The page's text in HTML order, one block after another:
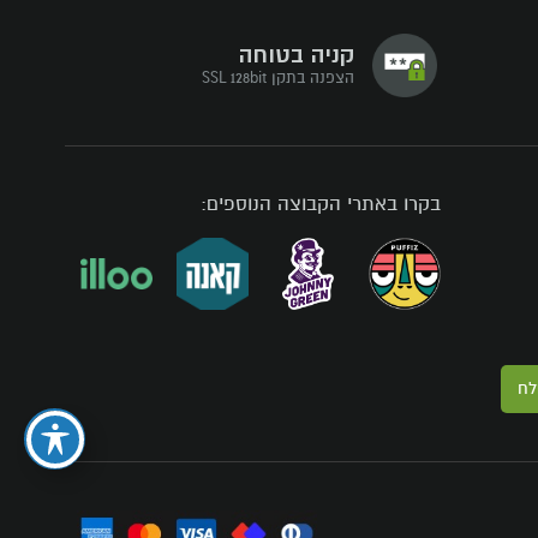
קניה בטוחה
הצפנה בתקן SSL 128bit
בקרו באתרי הקבוצה הנוספים: